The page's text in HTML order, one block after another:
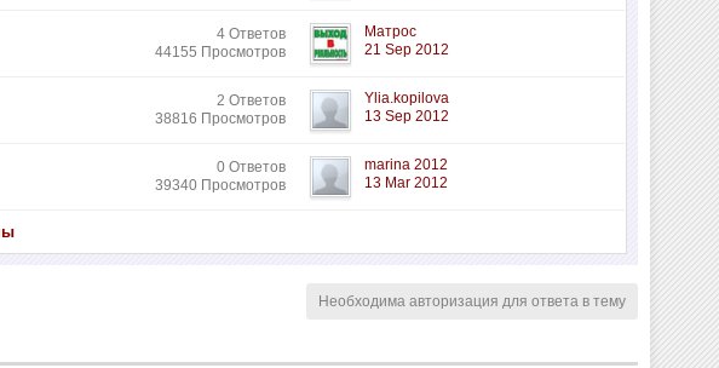
4 Ответов
44155 Просмотров
Матрос
21 Sep 2012
2 Ответов
38816 Просмотров
Ylia.kopilova
13 Sep 2012
0 Ответов
39340 Просмотров
marina 2012
13 Mar 2012
Необходима авторизация для ответа в тему